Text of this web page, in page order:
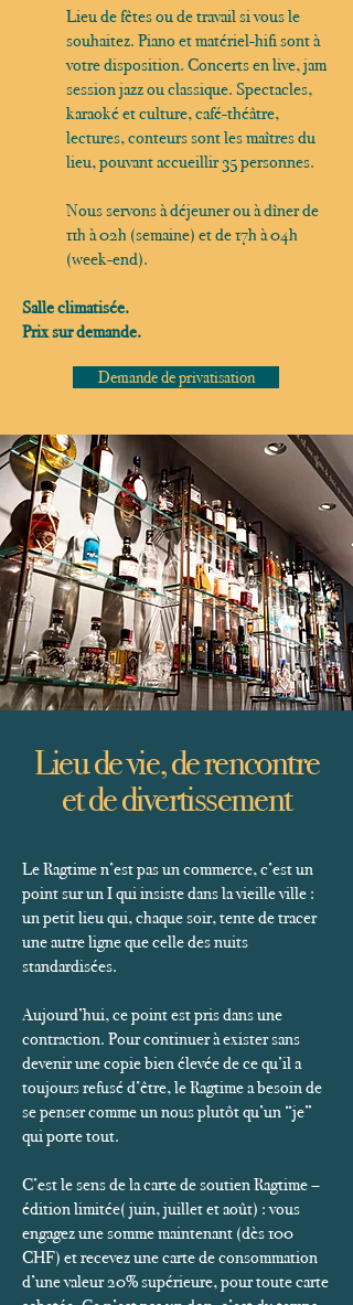
Lieu de fêtes ou de travail si vous le
souhaitez. Piano et matériel-hifi sont à
votre disposition. Concerts en live, jam
session jazz ou classique. Spectacles,
karaoké et culture, café-théâtre,
lectures, conteurs sont les maîtres du
lieu, pouvant accueillir 35 personnes.
Nous servons à déjeuner ou à dîner de
11h à 02h (semaine) et de 17h à 04h
(week-end).
Salle climatisée.
Prix sur demande.
Demande de privatisation
Lieu de vie, de rencontre
et de divertissement
Le Ragtime n’est pas un commerce, c’est un
point sur un I qui insiste dans la vieille ville :
un petit lieu qui, chaque soir, tente de tracer
une autre ligne que celle des nuits
standardisées.
Aujourd’hui, ce point est pris dans une
contraction. Pour continuer à exister sans
devenir une copie bien élevée de ce qu’il a
toujours refusé d’être, le Ragtime a besoin de
se penser comme un nous plutôt qu’un “je”
qui porte tout.
C’est le sens de la carte de soutien Ragtime –
édition limitée( juin, juillet et août) : vous
engagez une somme maintenant (dès 100
CHF) et recevez une carte de consommation
d’une valeur 20% supérieure, pour toute carte